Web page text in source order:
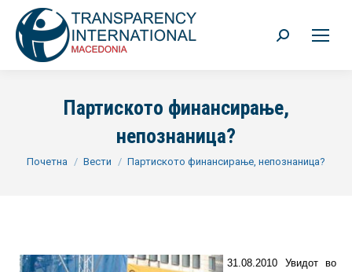
Search:
Партиското финансирање,
непознаница?
You are here:
Почетна Вести Партиското финансирање, непознаница?
31.08.2010 Увидот во